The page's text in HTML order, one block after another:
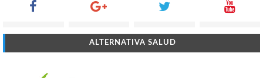
ALTERNATIVA SALUD